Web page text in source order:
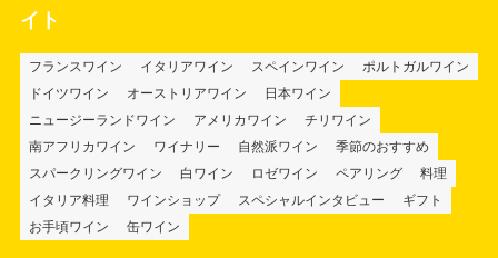
イト
フランスワイン イタリアワイン スペインワイン
ポルトガルワイン
ドイツワイン
オーストリアワイン
日本ワイン
ニュージーランドワイン
アメリカワイン
チリワイン
南アフリカワイン
ワイナリー 自然派ワイン
季節のおすすめ
スパークリングワイン
白ワイン ロゼワイン ペアリング
料理
イタリア料理
ワインショップ スペシャルインタビュー
ギフト
お手頃ワイン
缶ワイン